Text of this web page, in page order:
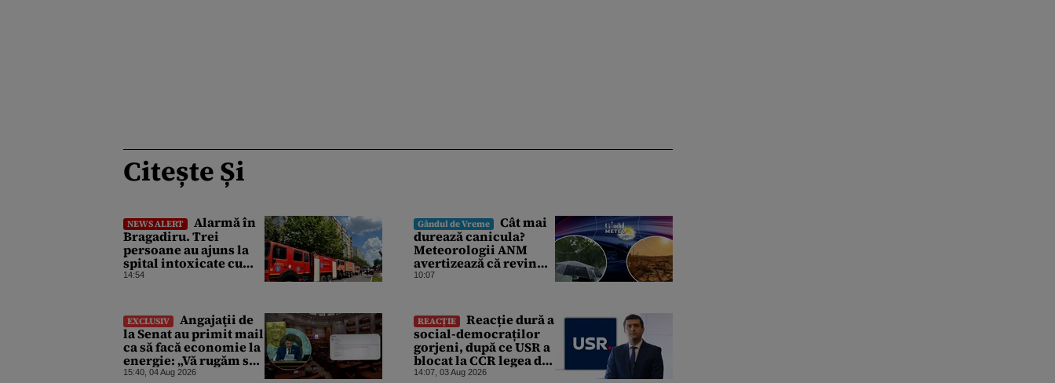
Citește Și
NEWS ALERT
Alarmă în
Bragadiru. Trei
persoane au ajuns la
spital intoxicate cu
gaze
14:54
Gândul de Vreme
Cât mai
durează canicula?
Meteorologii ANM
avertizează că revin
vijeliile și ploile
începând chiar de azi
10:07
EXCLUSIV
Angajaţii de
la Senat au primit mail
ca să facă economie la
energie: „Vă rugăm să
opriţi aparatele de aer
15:40, 04 Aug 2026
REACȚIE
Reacție dură a
social-democraților
gorjeni, după ce USR a
blocat la CCR legea de
finalizare a
14:07, 03 Aug 2026